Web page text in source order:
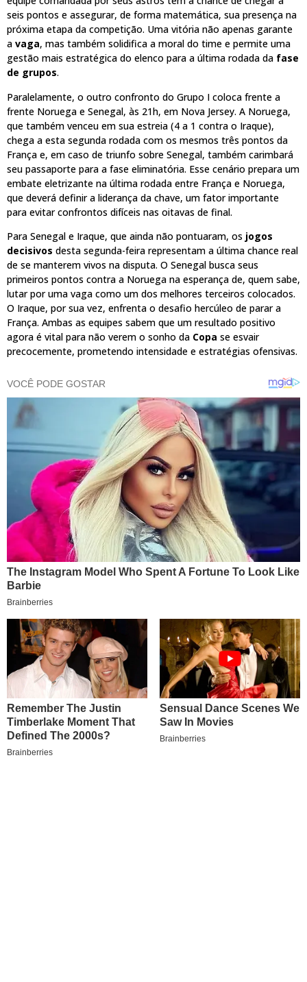
seis pontos e assegurar, de forma matemática, sua presença na
próxima etapa da competição. Uma vitória não apenas garante
a vaga, mas também solidifica a moral do time e permite uma
gestão mais estratégica do elenco para a última rodada da fase
de grupos.
Paralelamente, o outro confronto do Grupo I coloca frente a
frente Noruega e Senegal, às 21h, em Nova Jersey. A Noruega,
que também venceu em sua estreia (4 a 1 contra o Iraque),
chega a esta segunda rodada com os mesmos três pontos da
França e, em caso de triunfo sobre Senegal, também carimbará
seu passaporte para a fase eliminatória. Esse cenário prepara um
embate eletrizante na última rodada entre França e Noruega,
que deverá definir a liderança da chave, um fator importante
para evitar confrontos difíceis nas oitavas de final.
Para Senegal e Iraque, que ainda não pontuaram, os jogos
decisivos desta segunda-feira representam a última chance real
de se manterem vivos na disputa. O Senegal busca seus
primeiros pontos contra a Noruega na esperança de, quem sabe,
lutar por uma vaga como um dos melhores terceiros colocados.
O Iraque, por sua vez, enfrenta o desafio hercúleo de parar a
França. Ambas as equipes sabem que um resultado positivo
agora é vital para não verem o sonho da Copa se esvair
precocemente, prometendo intensidade e estratégias ofensivas.